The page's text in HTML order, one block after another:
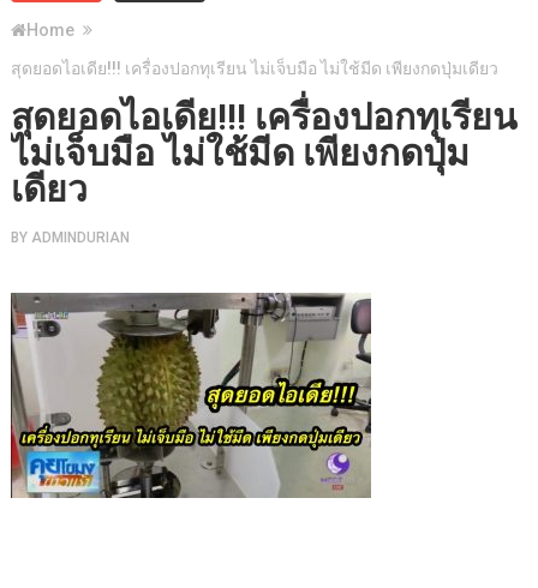
Home
สุดยอดไอเดีย!!! เครื่องปอกทุเรียน ไม่เจ็บมือ ไม่ใช้มีด เพียงกดปุ่มเดียว
สุดยอดไอเดีย!!! เครื่องปอกทุเรียน
ไม่เจ็บมือ ไม่ใช้มีด เพียงกดปุ่ม
เดียว
BY ADMINDURIAN